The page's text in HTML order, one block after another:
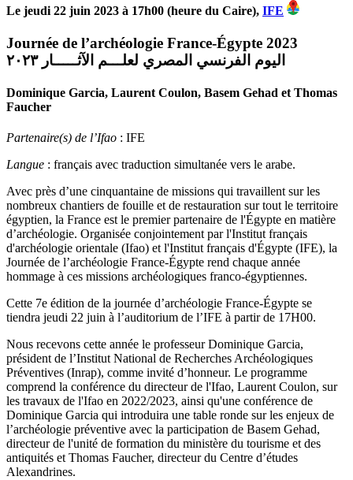
Le jeudi 22 juin 2023 à 17h00 (heure du Caire), IFE
Journée de l’archéologie France-Égypte 2023
اليوم الفرنسي المصري لعلـــم الآثـــــار ٢٠٢٣
Dominique Garcia, Laurent Coulon, Basem Gehad et Thomas
Faucher
Partenaire(s) de l’Ifao : IFE
Langue : français avec traduction simultanée vers le arabe.
Avec près d’une cinquantaine de missions qui travaillent sur les
nombreux chantiers de fouille et de restauration sur tout le territoire
égyptien, la France est le premier partenaire de l'Égypte en matière
d’archéologie. Organisée conjointement par l'Institut français
d'archéologie orientale (Ifao) et l'Institut français d'Égypte (IFE), la
Journée de l’archéologie France-Égypte rend chaque année
hommage à ces missions archéologiques franco-égyptiennes.
Cette 7e édition de la journée d’archéologie France-Égypte se
tiendra jeudi 22 juin à l’auditorium de l’IFE à partir de 17H00.
Nous recevons cette année le professeur Dominique Garcia,
président de l’Institut National de Recherches Archéologiques
Préventives (Inrap), comme invité d’honneur. Le programme
comprend la conférence du directeur de l'Ifao, Laurent Coulon, sur
les travaux de l'Ifao en 2022/2023, ainsi qu'une conférence de
Dominique Garcia qui introduira une table ronde sur les enjeux de
l’archéologie préventive avec la participation de Basem Gehad,
directeur de l'unité de formation du ministère du tourisme et des
antiquités et Thomas Faucher, directeur du Centre d’études
Alexandrines.